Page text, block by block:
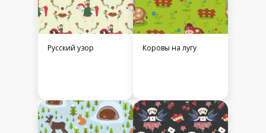
Русский узор Коровы на лугу